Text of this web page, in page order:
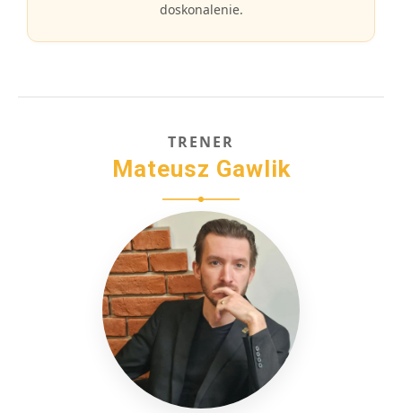
doskonalenie.
TRENER
Mateusz Gawlik